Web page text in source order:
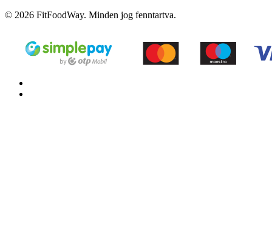
© 2026 FitFoodWay. Minden jog fenntartva.